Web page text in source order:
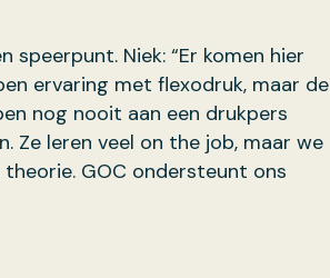
Niek: “Er komen hier
ervaring met flexodruk, maar de
nog nooit aan een drukpers
Ze leren veel on the job, maar we
GOC ondersteunt ons